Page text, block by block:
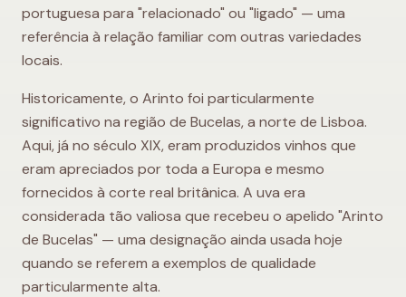
portuguesa para "relacionado" ou "ligado" — uma
referência à relação familiar com outras variedades
locais.
Historicamente, o Arinto foi particularmente
significativo na região de Bucelas, a norte de Lisboa.
Aqui, já no século XIX, eram produzidos vinhos que
eram apreciados por toda a Europa e mesmo
fornecidos à corte real britânica. A uva era
considerada tão valiosa que recebeu o apelido "Arinto
de Bucelas" — uma designação ainda usada hoje
quando se referem a exemplos de qualidade
particularmente alta.